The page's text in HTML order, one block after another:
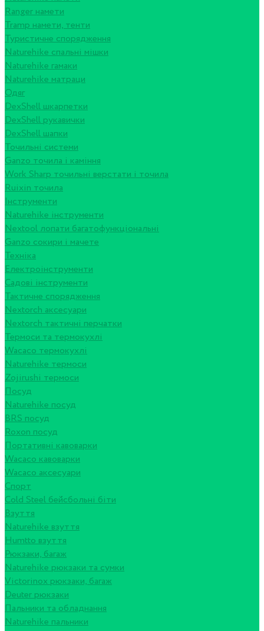
Ranger намети
Tramp намети, тенти
Туристичне спорядження
Naturehike спальні мішки
Naturehike гамаки
Naturehike матраци
Одяг
DexShell шкарпетки
DexShell рукавички
DexShell шапки
Точильні системи
Ganzo точила і каміння
Work Sharp точильні верстати і точила
Ruixin точила
Інструменти
Naturehike інструменти
Nextool лопати багатофункціональні
Ganzo сокири і мачете
Техніка
Електроінструменти
Садові інструменти
Тактичне спорядження
Nextorch аксесуари
Nextorch тактичні перчатки
Термоси та термокухлі
Wacaco термокухлі
Naturehike термоси
Zojirushi термоси
Посуд
Naturehike посуд
BRS посуд
Roxon посуд
Портативні кавоварки
Wacaco кавоварки
Wacaco аксесуари
Спорт
Cold Steel бейсбольні біти
Взуття
Naturehike взуття
Humtto взуття
Рюкзаки, багаж
Naturehike рюкзаки та сумки
Victorinox рюкзаки, багаж
Deuter рюкзаки
Пальники та обладнання
Naturehike пальники